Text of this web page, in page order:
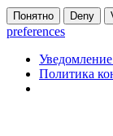
Понятно Deny
preferences
Политика